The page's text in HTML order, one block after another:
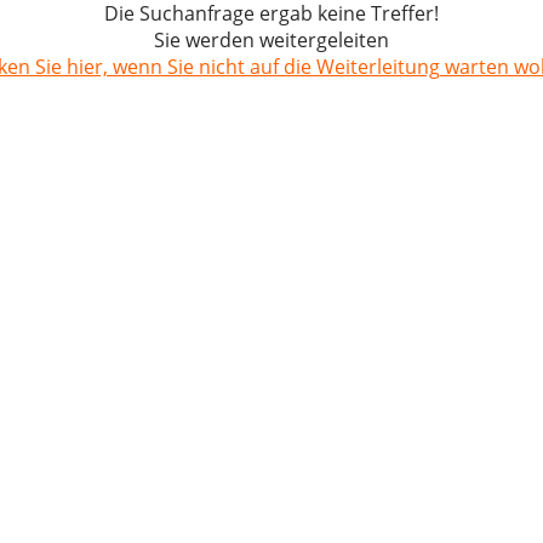
Die Suchanfrage ergab keine Treffer!
Sie werden weitergeleiten
Sie hier, wenn Sie nicht auf die Weiterleitung warten